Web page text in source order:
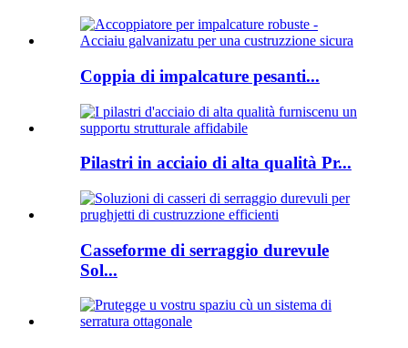
Coppia di impalcature pesanti...
Pilastri in acciaio di alta qualità Pr...
Casseforme di serraggio durevule
Sol...